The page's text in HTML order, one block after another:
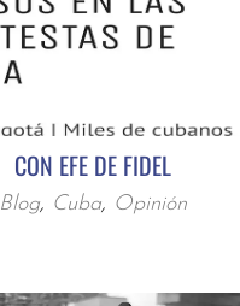
CON EFE DE FIDEL
Blog, Cuba, Opinión